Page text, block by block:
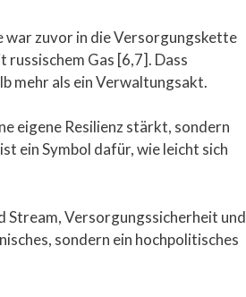
war zuvor in die Versorgungskette
Gas [6,7]. Dass
mehr als ein Verwaltungsakt.
eigene Resilienz stärkt, sondern
ein Symbol dafür, wie leicht sich
Versorgungssicherheit und
sondern ein hochpolitisches